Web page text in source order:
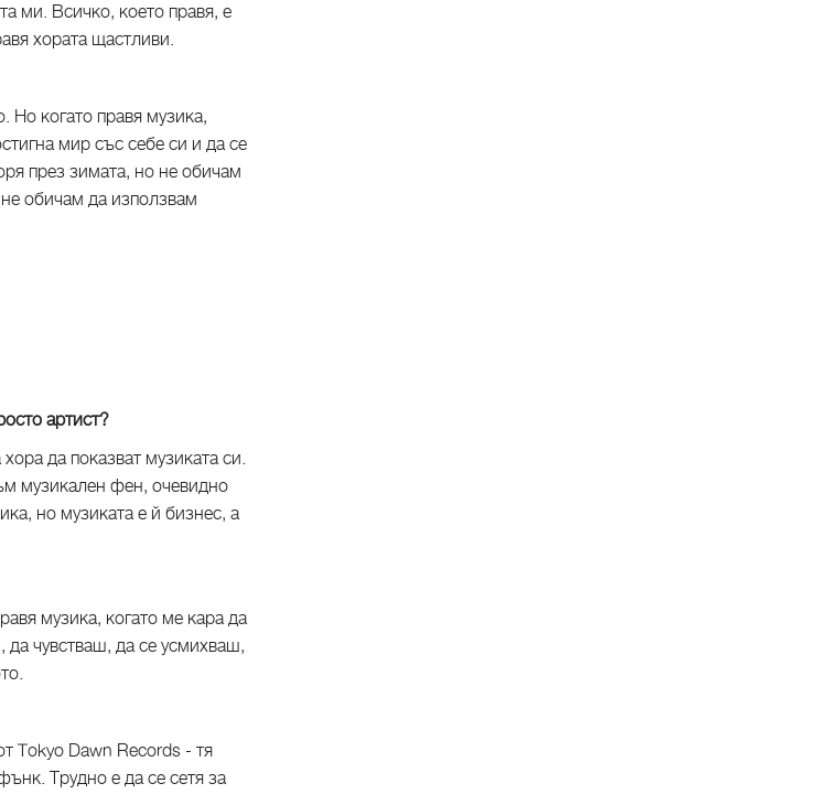
ми. Всичко, което правя, е
хората щастливи.
Но когато правя музика,
мир със себе си и да се
през зимата, но не обичам
обичам да използвам
артист?
да показват музиката си.
музикален фен, очевидно
но музиката е й бизнес, а
музика, когато ме кара да
да чувстваш, да се усмихваш,
Tokyo Dawn Records - тя
Трудно е да се сетя за